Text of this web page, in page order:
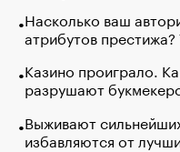
Насколько ваш
атрибутов
Казино проиграло.
разрушают
Выживают
избавляются от